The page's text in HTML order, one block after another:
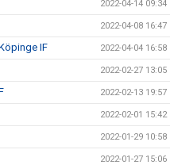
2022-04-14 09:34
2022-04-08 16:47
IF 2022-04-04 16:58
2022-02-27 13:05
2022-02-13 19:57
2022-02-01 15:42
2022-01-29 10:58
2022-01-27 15:06